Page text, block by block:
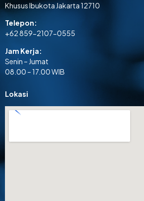
Khusus Ibukota Jakarta 12710
Telepon:
+62 859-2107-0555
Jam Kerja:
Senin – Jumat
08.00 – 17.00 WIB
Lokasi